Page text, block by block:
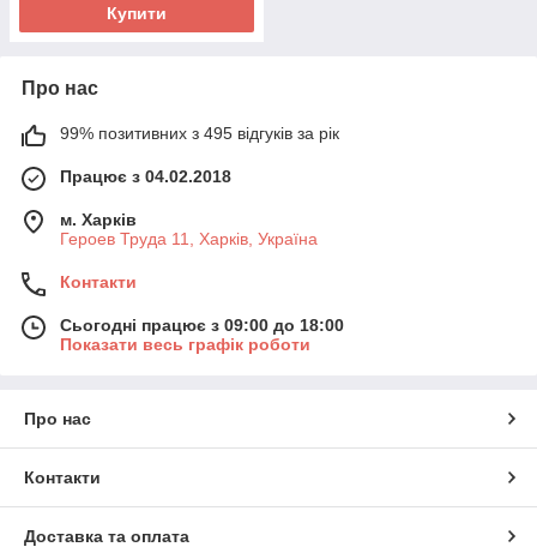
Купити
Про нас
99% позитивних з 495 відгуків за рік
Працює з 04.02.2018
м. Харків
Героев Труда 11, Харків, Україна
Контакти
Сьогодні працює з 09:00 до 18:00
Показати весь графік роботи
Про нас
Контакти
Доставка та оплата